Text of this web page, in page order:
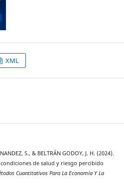
XML
S., & BELTRÁN GODOY, J. H. (2024).
de salud y riesgo percibido
Cuantitativos Para La Economía Y La